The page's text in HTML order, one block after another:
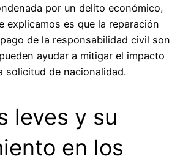
por un delito económico,
explicamos es que la reparación
de la responsabilidad civil son
ayudar a mitigar el impacto
solicitud de nacionalidad.
leves y su
en los